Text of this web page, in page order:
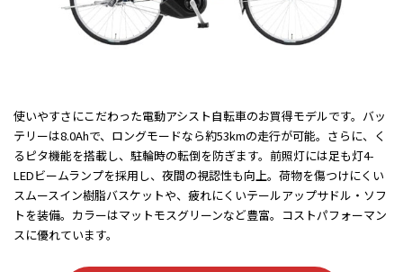
使いやすさにこだわった電動アシスト自転車のお買得モデルです。バッ
テリーは8.0Ahで、ロングモードなら約53kmの走行が可能。さらに、く
るピタ機能を搭載し、駐輪時の転倒を防ぎます。前照灯には足も灯4-
LEDビームランプを採用し、夜間の視認性も向上。荷物を傷つけにくい
スムースイン樹脂バスケットや、疲れにくいテールアップサドル・ソフ
トを装備。カラーはマットモスグリーンなど豊富。コストパフォーマン
スに優れています。